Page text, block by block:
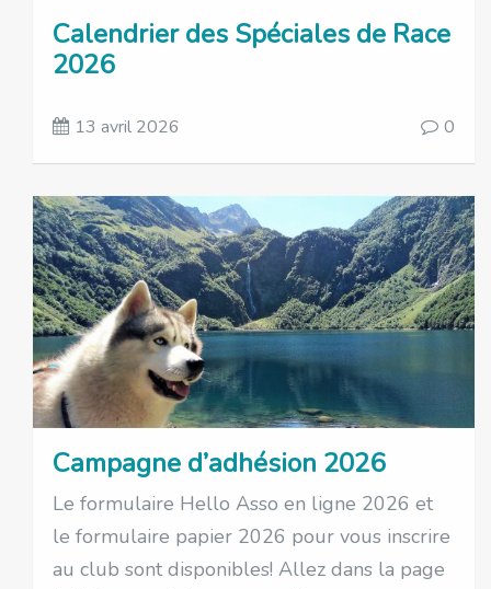
Calendrier des Spéciales de Race
2026
13 avril 2026 0
Campagne d’adhésion 2026
Le formulaire Hello Asso en ligne 2026 et
le formulaire papier 2026 pour vous inscrire
au club sont disponibles! Allez dans la page